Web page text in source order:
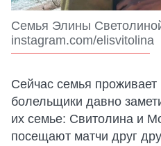
Семья Элины
instagram.com/elisvitolina
Сейчас семья проживает
болельщики давно
их семье: Свитолина и
посещают матчи друг